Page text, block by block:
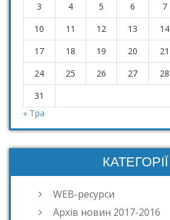
3
4 5 6 7
10
11 12 13 14
17
18 19 20 21
24
25 26 27 28
31
« Тра
КАТЕГОРІЇ
WEB-ресурси
Архів новин 2017-2016